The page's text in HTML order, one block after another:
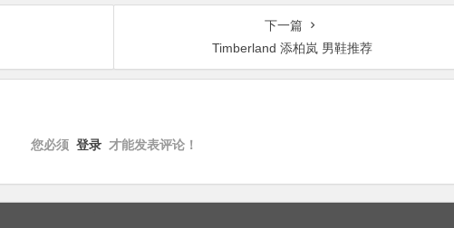
下一篇
Timberland 添柏岚 男鞋推荐
您必须 登录 才能发表评论！